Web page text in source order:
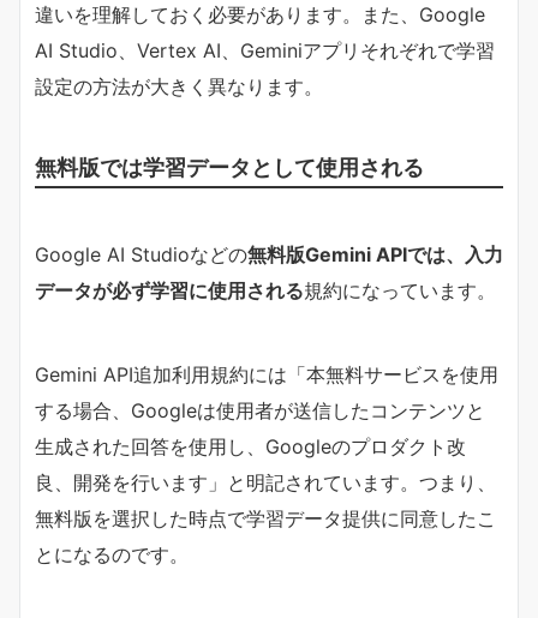
違いを理解しておく必要があります。また、Google
AI Studio、Vertex AI、Geminiアプリそれぞれで学習
設定の方法が大きく異なります。
無料版では学習データとして使用される
Google AI Studioなどの無料版Gemini APIでは、入力
データが必ず学習に使用される規約になっています。
Gemini API追加利用規約には「本無料サービスを使用
する場合、Googleは使用者が送信したコンテンツと
生成された回答を使用し、Googleのプロダクト改
良、開発を行います」と明記されています。つまり、
無料版を選択した時点で学習データ提供に同意したこ
とになるのです。